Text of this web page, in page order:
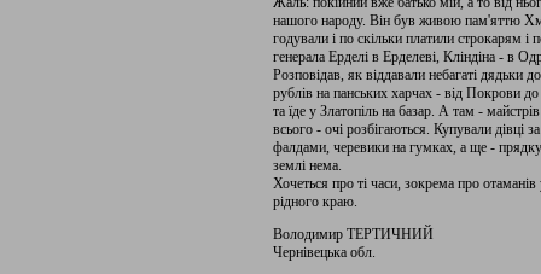
нашого народу. Він був живою пам'яттю
годували і по скільки платили строкарям
генерала Ерделі в Ерделеві, Кліндіна - в
Розповідав, як віддавали небагаті дядьки
рублів на панських харчах - від Покрови
та їде у Златопіль на базар. А там -
всього - очі розбігаються. Купували дівці
фалдами, черевики на гумках, а ще -
землі нема.
Хочеться про ті часи, зокрема про
рідного краю.
Володимир ТЕРТИЧНИЙ
Чернівецька обл.